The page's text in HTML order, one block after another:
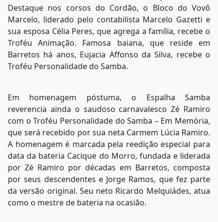
Destaque nos corsos do Cordão, o Bloco do Vovô
Marcelo, liderado pelo contabilista Marcelo Gazetti e
sua esposa Célia Peres, que agrega a família, recebe o
Troféu Animação. Famosa baiana, que reside em
Barretos há anos, Eujacia Affonso da Silva, recebe o
Troféu Personalidade do Samba.
Em homenagem póstuma, o Espalha Samba
reverencia ainda o saudoso carnavalesco Zé Ramiro
com o Troféu Personalidade do Samba – Em Memória,
que será recebido por sua neta Carmem Lúcia Ramiro.
A homenagem é marcada pela reedição especial para
data da bateria Cacique do Morro, fundada e liderada
por Zé Ramiro por décadas em Barretos, composta
por seus descendentes e Jorge Ramos, que fez parte
da versão original. Seu neto Ricardo Melquiádes, atua
como o mestre de bateria na ocasião.